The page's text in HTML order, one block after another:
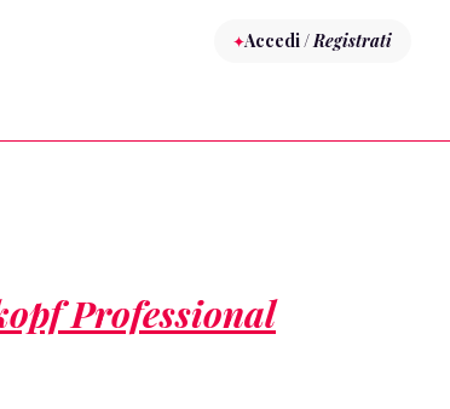
Accedi /Registrati
Professional